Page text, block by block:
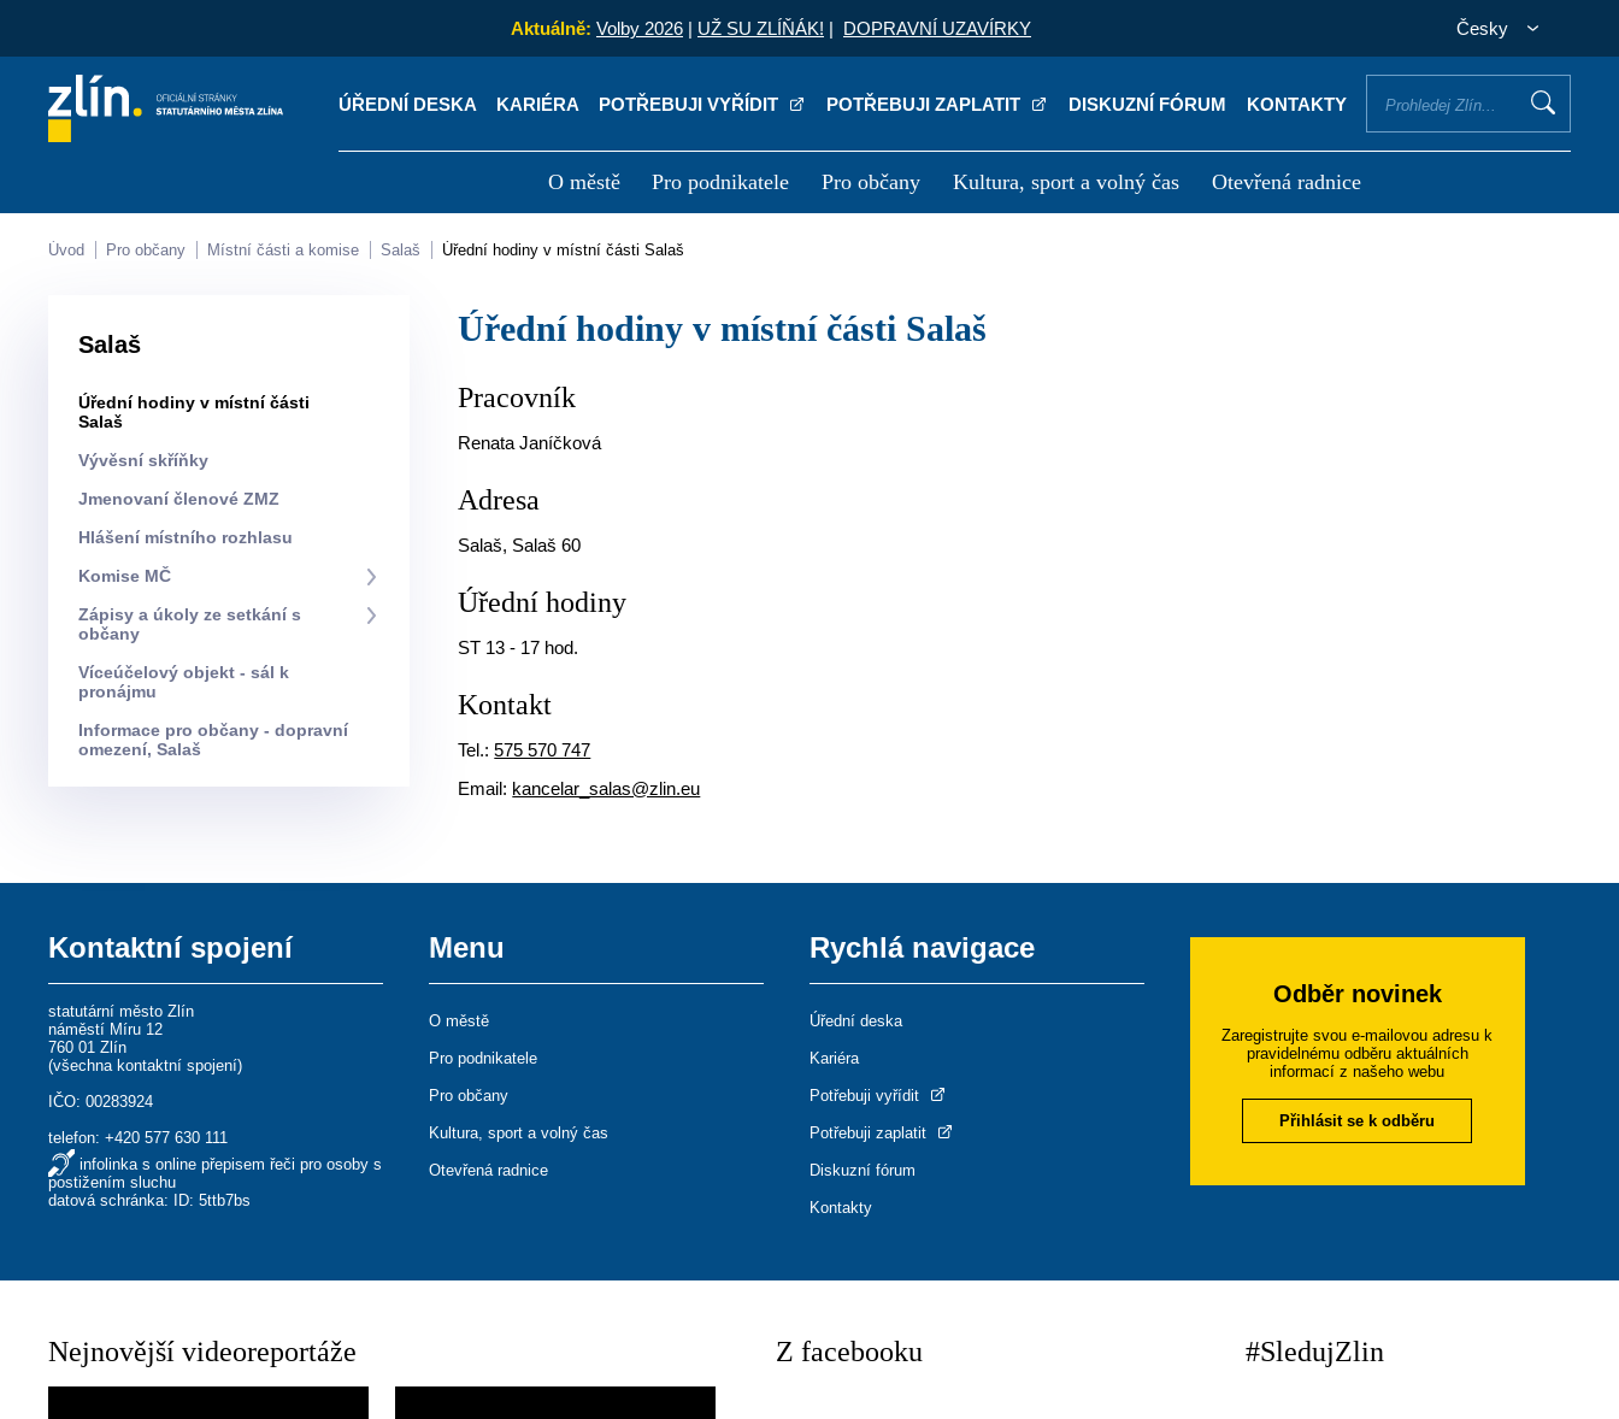
Aktuálně: Volby 2026 | UŽ SU ZLÍŇÁK! | DOPRAVNÍ UZAVÍRKY Česky
ÚŘEDNÍ DESKA KARIÉRA POTŘEBUJI VYŘÍDIT POTŘEBUJI ZAPLATIT DISKUZNÍ FÓRUM KONTAKTY
O městě Pro podnikatele Pro občany Kultura, sport a volný čas Otevřená radnice
Kontakty Úřední deska
Úvod Pro občany Místní části a komise Salaš Úřední hodiny v místní části Salaš
Salaš
Úřední hodiny v místní části
Salaš
Vývěsní skříňky
Jmenovaní členové ZMZ
Hlášení místního rozhlasu
Komise MČ
Zápisy a úkoly ze setkání s
občany
Víceúčelový objekt - sál k
pronájmu
Informace pro občany - dopravní
omezení, Salaš
Úřední hodiny v místní části Salaš
Pracovník
Renata Janíčková
Adresa
Salaš, Salaš 60
Úřední hodiny
ST 13 - 17 hod.
Kontakt
Tel.:575 570 747
Email: kancelar_salas@zlin.eu
Kontaktní spojení
statutární město Zlín
náměstí Míru 12
760 01 Zlín
(všechna kontaktní spojení)
IČO: 00283924
telefon:+420 577 630 111
infolinka s online přepisem řeči pro osoby s
postižením sluchu
datová schránka: ID: 5ttb7bs
Menu
O městě
Pro podnikatele
Pro občany
Kultura, sport a volný čas
Otevřená radnice
Rychlá navigace
Úřední deska
Kariéra
Potřebuji vyřídit
Potřebuji zaplatit
Diskuzní fórum
Kontakty
Odběr novinek
Zaregistrujte svou e-mailovou adresu k
pravidelnému odběru aktuálních
informací z našeho webu
Přihlásit se k odběru
Nejnovější videoreportáže Z facebooku #SledujZlin